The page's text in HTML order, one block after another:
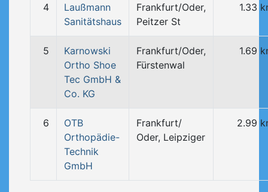
4
Laußmann
Sanitätshaus
Frankfurt/Oder,
Peitzer St
1.33
5
Karnowski
Ortho Shoe
Tec GmbH &
Co. KG
Frankfurt/Oder,
Fürstenwal
1.69
6
OTB
Orthopädie-
Technik
GmbH
Frankfurt/
Oder, Leipziger
2.99